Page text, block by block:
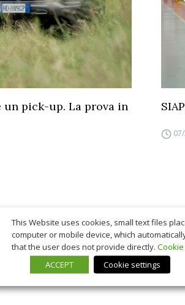
un pick-up. La prova in
This Website uses cookies, small text files
computer or mobile device, which
that the user does not provide directly.
ACCEPT
Cookie settings